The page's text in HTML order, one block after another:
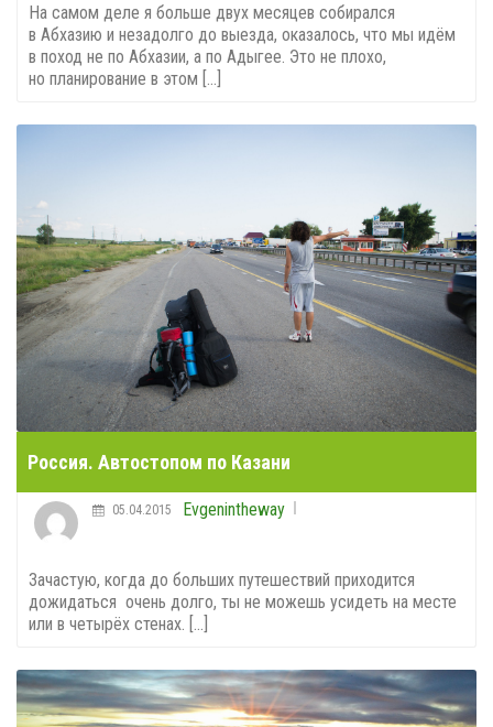
На самом деле я больше двух месяцев собирался
в Абхазию и незадолго до выезда, оказалось, что мы идём
в поход не по Абхазии, а по Адыгее. Это не плохо,
но планирование в этом [...]
Россия. Автостопом по Казани
Evgenintheway
05.04.2015
Зачастую, когда до больших путешествий приходится
дожидаться очень долго, ты не можешь усидеть на месте
или в четырёх стенах. [...]